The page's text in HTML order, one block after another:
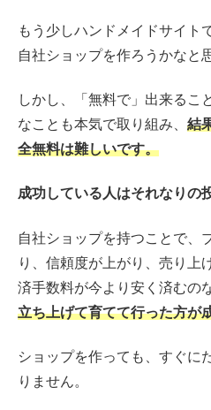
もう少しハンドメイドサイト
自社ショップを作ろうかなと
しかし、「無料で」出来るこ
なことも本気で取り組み、 結
全無料は難しいです。
成功している人はそれなりの
自社ショップを持つことで、
り、信頼度が上がり、売り上
済手数料が今より安く済むの
立ち上げて育てて行った方が
ショップを作っても、すぐに
りません。